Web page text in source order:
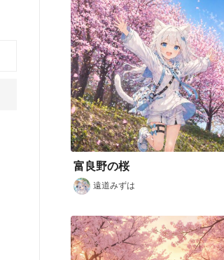
富良野の桜
遠道みずは